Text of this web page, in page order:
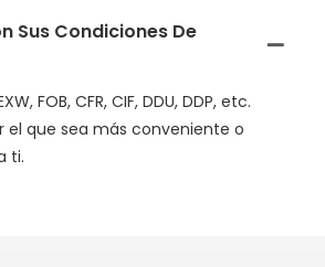
Sus Condiciones De
FOB, CFR, CIF, DDU, DDP, etc.
el que sea más conveniente o
ti.